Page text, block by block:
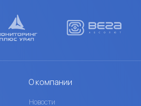
О компании
Новости